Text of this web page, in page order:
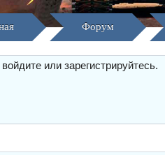
Форум
или зарегистрируйтесь.